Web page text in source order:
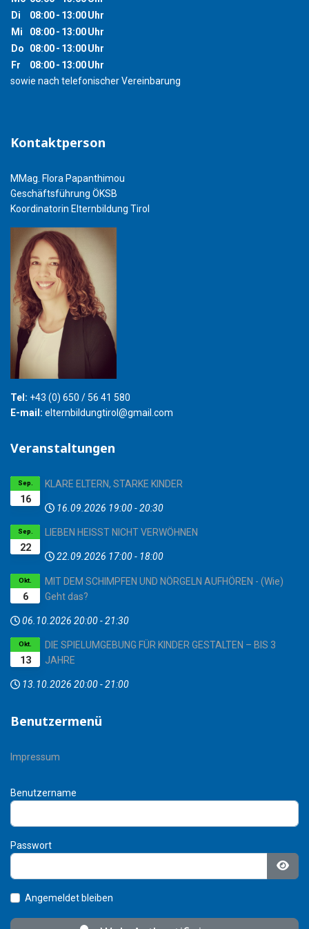
Di
08:00- 13:00Uhr
Mi
08:00- 13:00Uhr
Do
08:00- 13:00Uhr
Fr
08:00- 13:00Uhr
sowie nach telefonischer Vereinbarung
Kontaktperson
MMag. Flora Papanthimou
Geschäftsführung ÖKSB
Koordinatorin Elternbildung Tirol
Tel: +43 (0) 650 / 56 41 580
E-mail: elternbildungtirol@gmail.com
Veranstaltungen
16
Sep. KLARE ELTERN, STARKE KINDER
16.09.2026 19:00-20:30
22
Sep. LIEBEN HEISST NICHT VERWÖHNEN
22.09.2026 17:00- 18:00
6
Okt.
MIT DEM SCHIMPFEN UND NÖRGELN AUFHÖREN - (Wie)
Geht das?
06.10.2026 20:00-21:30
13
Okt.
DIE SPIELUMGEBUNG FÜR KINDER GESTALTEN – BIS 3
JAHRE
13.10.2026 20:00-21:00
Benutzermenü
Impressum
Benutzername
Passwort
Angemeldet bleiben